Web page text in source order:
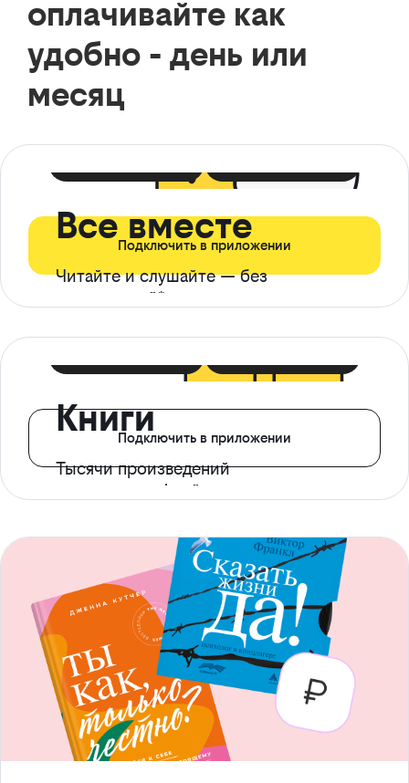
оплачивайте как
удобно - день или
месяц
Все вместе
Читайте и слушайте — без
ограничений*
Подключить в приложении
Книги
Тысячи произведений
с доступом офлайн
Подключить в приложении